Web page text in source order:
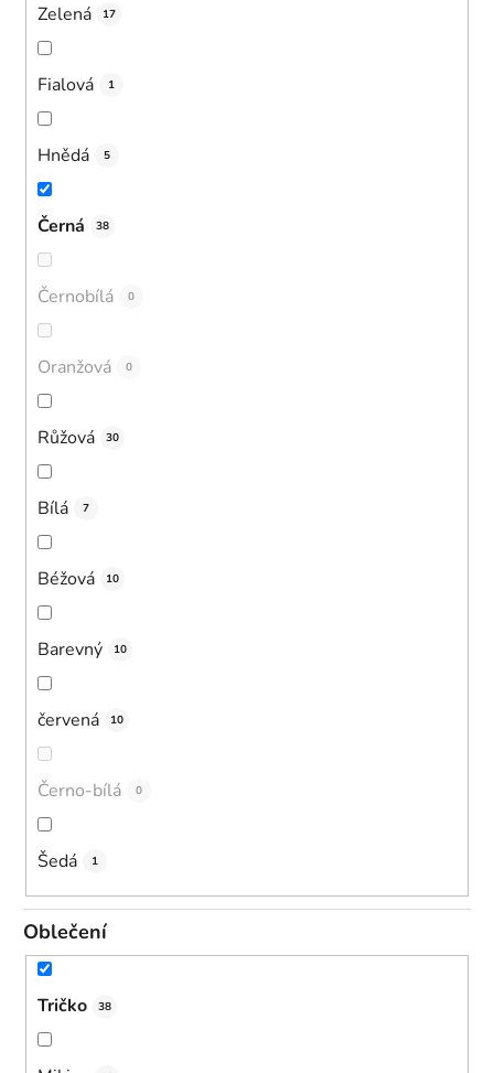
Zelená 17
Fialová 1
Hnědá 5
Černá 38
Černobílá 0
Oranžová 0
Růžová 30
Bílá 7
Béžová 10
Barevný 10
červená 10
Černo-bílá 0
Šedá 1
Oblečení
Tričko 38